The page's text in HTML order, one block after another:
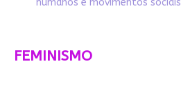
humanos e movimentos sociais
FEMINISMO